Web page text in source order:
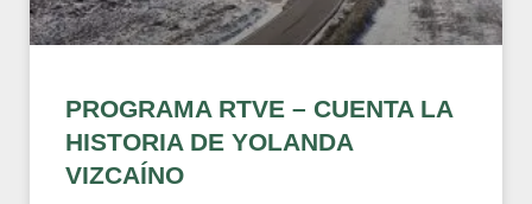
PROGRAMA RTVE – CUENTA LA
HISTORIA DE YOLANDA
VIZCAÍNO